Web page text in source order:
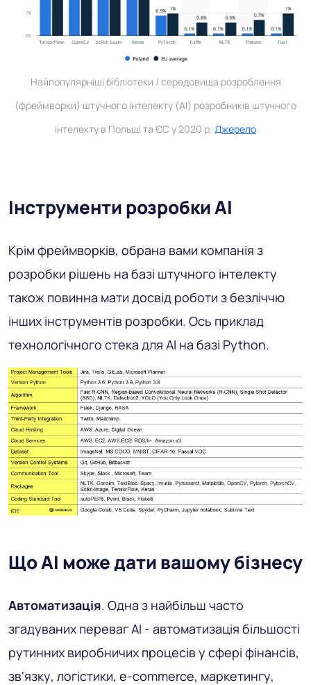
Найпопулярніші бібліотеки / середовища розроблення
(фреймворки) штучного інтелекту (AI) розробників штучного
інтелекту в Польщі та ЄС у 2020 р. Джерело
Інструменти розробки AI
Крім фреймворків, обрана вами компанія з
розробки рішень на базі штучного інтелекту
також повинна мати досвід роботи з безліччю
інших інструментів розробки. Ось приклад
технологічного стека для AI на базі Python.
Що AI може дати вашому бізнесу
Автоматизація. Одна з найбільш часто
згадуваних переваг AI - автоматизація більшості
рутинних виробничих процесів у сфері фінансів,
зв'язку, логістики, e-commerce, маркетингу,